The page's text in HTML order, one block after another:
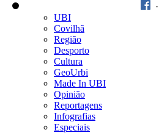
·
UBI
Covilhã
Região
Desporto
Cultura
GeoUrbi
Made In UBI
Opinião
Reportagens
Infografias
Especiais